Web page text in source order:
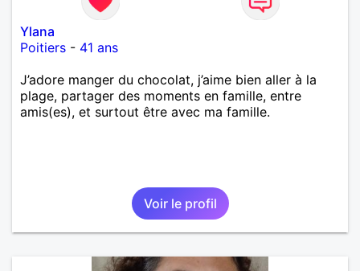
Ylana
Poitiers - 41 ans
J’adore manger du chocolat, j’aime bien aller à la
plage, partager des moments en famille, entre
amis(es), et surtout être avec ma famille.
Voir le profil